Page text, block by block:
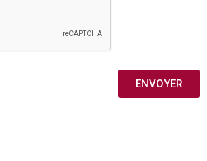
ENVOYER